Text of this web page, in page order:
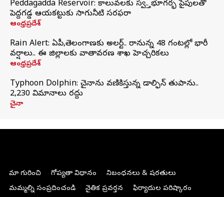
Peddagadda Reservoir: కాలువలకు స్వస్తి.. భూగర్భ పైపులతో
పెద్దగడ్డ ఆయకట్టుకు సాగునీటి సరఫరా
ఆంధ్రప్రదేశ్
Rain Alert: ఏపీ,తెలంగాణకు అలర్ట్.. రానున్న 48 గంటల్లో భారీ
వర్షాలు.. ఈ జిల్లాలకు వాతావరణ శాఖ హెచ్చరికలు
ఆంధ్రప్రదేశ్
Typhoon Dolphin: చైనాను వణికిస్తున్న డాల్ఫిన్‌ తుపాను..
2,230 విమానాలు రద్దు
చైనా
మా గురించి గోప్యతా విధానం
నిబంధనలు & షరతులు
మమ్మల్ని సంప్రదించండి
నైతిక ప్రవర్తన ఫిర్యాదుల పరిష్కారం